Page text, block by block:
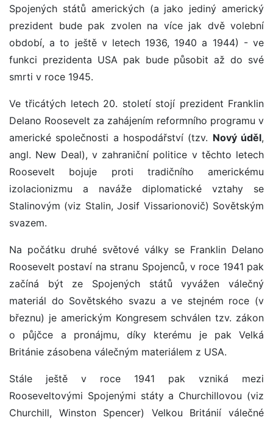
Spojených států amerických (a jako jediný americký
prezident bude pak zvolen na více jak dvě volební
období, a to ještě v letech 1936, 1940 a 1944) - ve
funkci prezidenta USA pak bude působit až do své
smrti v roce 1945.
Ve třicátých letech 20. století stojí prezident Franklin
Delano Roosevelt za zahájením reformního programu v
americké společnosti a hospodářství (tzv. Nový úděl,
angl. New Deal), v zahraniční politice v těchto letech
Roosevelt bojuje proti tradičního americkému
izolacionizmu a naváže diplomatické vztahy se
Stalinovým (viz Stalin, Josif Vissarionovič) Sovětským
svazem.
Na počátku druhé světové války se Franklin Delano
Roosevelt postaví na stranu Spojenců, v roce 1941 pak
začíná být ze Spojených států vyvážen válečný
materiál do Sovětského svazu a ve stejném roce (v
březnu) je americkým Kongresem schválen tzv. zákon
o půjčce a pronájmu, díky kterému je pak Velká
Británie zásobena válečným materiálem z USA.
Stále ještě v roce 1941 pak vzniká mezi
Rooseveltovými Spojenými státy a Churchillovou (viz
Churchill, Winston Spencer) Velkou Británií válečné